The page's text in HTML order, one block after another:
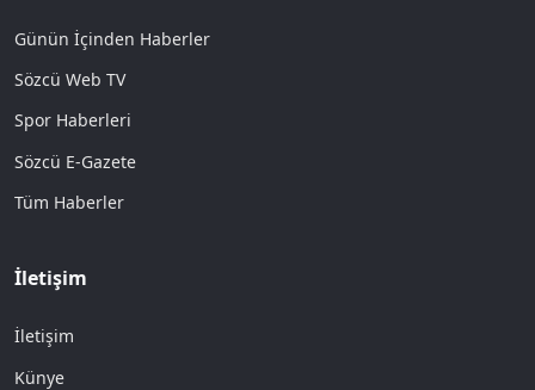
Günün İçinden Haberler
Sözcü Web TV
Spor Haberleri
Sözcü E-Gazete
Tüm Haberler
İletişim
İletişim
Künye